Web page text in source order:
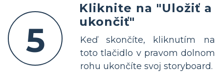
5
Kliknite na "Uložiť a
ukončiť"
Keď skončíte, kliknutím na
toto tlačidlo v pravom dolnom
rohu ukončíte svoj storyboard.